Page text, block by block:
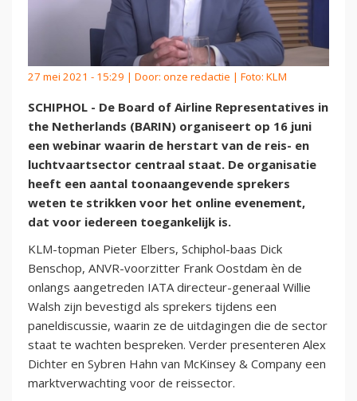
27 mei 2021 - 15:29 | Door: onze redactie | Foto: KLM
SCHIPHOL - De Board of Airline Representatives in
the Netherlands (BARIN) organiseert op 16 juni
een webinar waarin de herstart van de reis- en
luchtvaartsector centraal staat. De organisatie
heeft een aantal toonaangevende sprekers
weten te strikken voor het online evenement,
dat voor iedereen toegankelijk is.
KLM-topman Pieter Elbers, Schiphol-baas Dick
Benschop, ANVR-voorzitter Frank Oostdam èn de
onlangs aangetreden IATA directeur-generaal Willie
Walsh zijn bevestigd als sprekers tijdens een
paneldiscussie, waarin ze de uitdagingen die de sector
staat te wachten bespreken. Verder presenteren Alex
Dichter en Sybren Hahn van McKinsey & Company een
marktverwachting voor de reissector.